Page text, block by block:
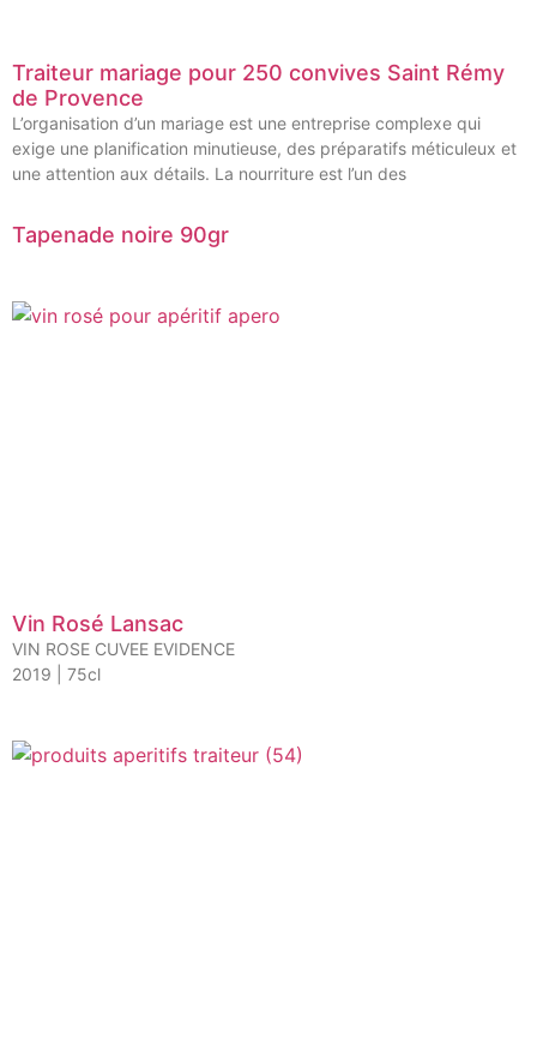
Traiteur mariage pour 250 convives Saint Rémy
de Provence
L’organisation d’un mariage est une entreprise complexe qui
exige une planification minutieuse, des préparatifs méticuleux et
une attention aux détails. La nourriture est l’un des
Tapenade noire 90gr
Vin Rosé Lansac
VIN ROSE CUVEE EVIDENCE
2019 | 75cl